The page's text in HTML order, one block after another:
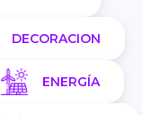
DECORACION
ENERGÍA